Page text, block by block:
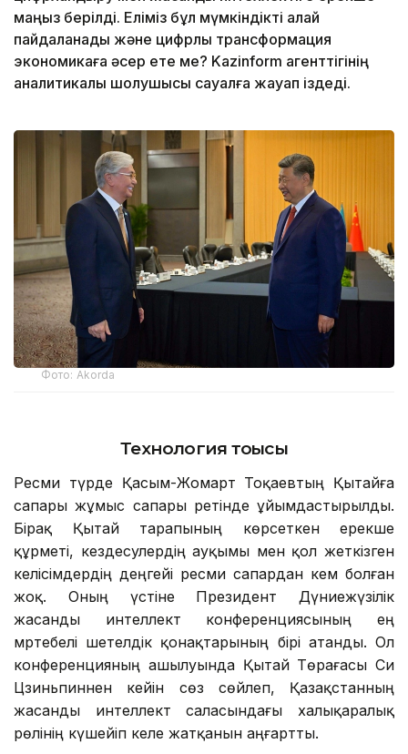
маңыз берілді. Еліміз бұл мүмкіндікті қалай
пайдаланады және цифрлық трансформация
экономикаға әсер ете ме? Kazinform агенттігінің
аналитикалық шолушысы сауалға жауап іздеді.
Фото: Аkorda
Технология тоғысы
Ресми түрде Қасым-Жомарт Тоқаевтың Қытайға
сапары жұмыс сапары ретінде ұйымдастырылды.
Бірақ Қытай тарапының көрсеткен ерекше
құрметі, кездесулердің ауқымы мен қол жеткізген
келісімдердің деңгейі ресми сапардан кем болған
жоқ. Оның үстіне Президент Дүниежүзілік
жасанды интеллект конференциясының ең
мәртебелі шетелдік қонақтарының бірі атанды. Ол
конференцияның ашылуында Қытай Төрағасы Си
Цзиньпиннен кейін сөз сөйлеп, Қазақстанның
жасанды интеллект саласындағы халықаралық
рөлінің күшейіп келе жатқанын аңғартты.